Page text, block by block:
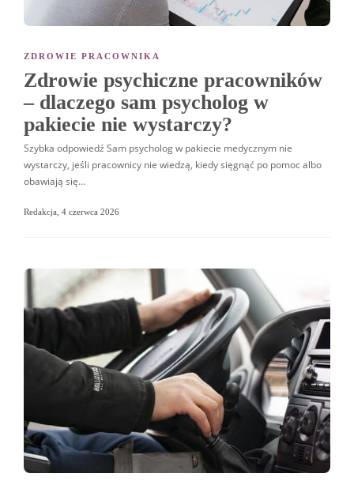
ZDROWIE PRACOWNIKA
Zdrowie psychiczne pracowników
– dlaczego sam psycholog w
pakiecie nie wystarczy?
Szybka odpowiedź Sam psycholog w pakiecie medycznym nie
wystarczy, jeśli pracownicy nie wiedzą, kiedy sięgnąć po pomoc albo
obawiają się…
Redakcja 4 czerwca 2026